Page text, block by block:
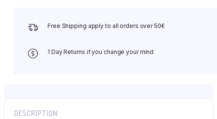
Free Shipping apply to all orders over 50€
1 Day Returns if you change your mind
DESCRIPTION